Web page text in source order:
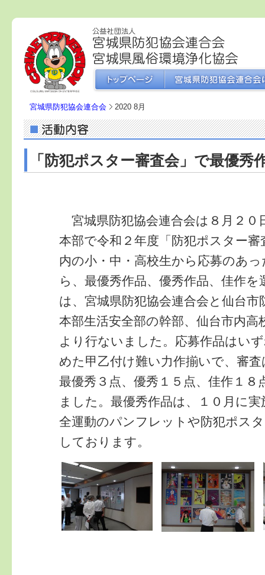
宮城県防犯協会連合会 2020 8月
「防犯ポスター審査会」で最優秀
宮城県防犯協会連合会は８月２０
本部で令和２年度「防犯ポスター
内の小・中・高校生から応募のあ
ら、最優秀作品、優秀作品、佳作
は、宮城県防犯協会連合会と仙台市
本部生活安全部の幹部、仙台市内高
より行ないました。応募作品はい
めた甲乙付け難い力作揃いで、審
最優秀３点、優秀１５点、佳作１
ました。最優秀作品は、１０月に
全運動のパンフレットや防犯ポス
しております。